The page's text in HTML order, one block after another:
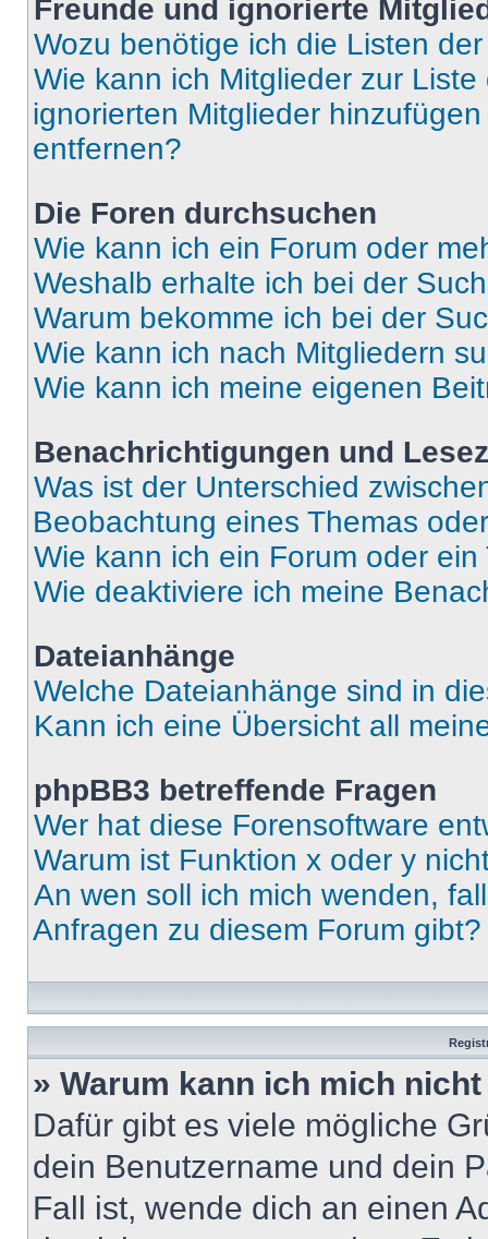
Freunde und ignorierte
Wozu benötige ich die Listen
Wie kann ich Mitglieder zur
ignorierten Mitglieder
entfernen?
Die Foren durchsuchen
Wie kann ich ein Forum oder
Weshalb erhalte ich bei der
Warum bekomme ich bei der
Wie kann ich nach Mitgliedern
Wie kann ich meine eigenen
Benachrichtigungen und
Was ist der Unterschied
Beobachtung eines Themas
Wie kann ich ein Forum oder
Wie deaktiviere ich meine
Dateianhänge
Welche Dateianhänge sind in
Kann ich eine Übersicht all
phpBB3 betreffende Fragen
Wer hat diese Forensoftware
Warum ist Funktion x oder y
An wen soll ich mich wenden,
Anfragen zu diesem Forum gibt?
» Warum kann ich mich
Dafür gibt es viele mögliche
dein Benutzername und dein
Fall ist, wende dich an einen